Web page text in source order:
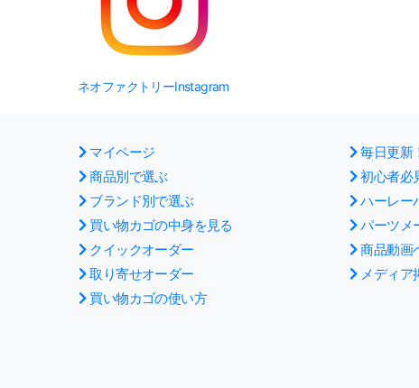
ネオファクトリーInstagram
マイページ
商品別で選ぶ
ブランド別で選ぶ
買い物カゴの中身を見る
クイックオーダー
取り寄せオーダー
買い物カゴの使い方
毎日更新
初心者必
ハーレー
パーツメ
商品動画
メディア